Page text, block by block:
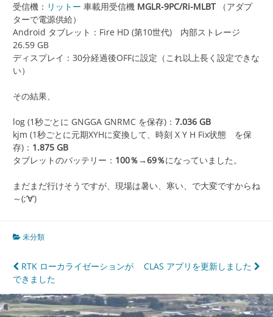
受信機： リットー 車載用受信機 MGLR-9PC/Ri-MLBT（アダプ
ターで電源供給）
Android タブレット：Fire HD (第10世代) 内部ストレージ
26.59 GB
ディスプレイ：30分経過後OFFに設定（これ以上長く設定できな
い）
その結果、
log (1秒ごとに GNGGA GNRMC を保存)： 7.036 GB
kjm (1秒ごとに元期XYHに変換して、時刻 X Y H Fix状態 を保
存)： 1.875 GB
タブレットのバッテリー： 100％→69％になっていました。
まだまだ行けそうですが、現場は暑い、寒い、で大変ですからね
～(;’∀’)
未分類
投
稿
ナ
RTK ローカライゼーションが
できました
CLAS アプリを更新しました